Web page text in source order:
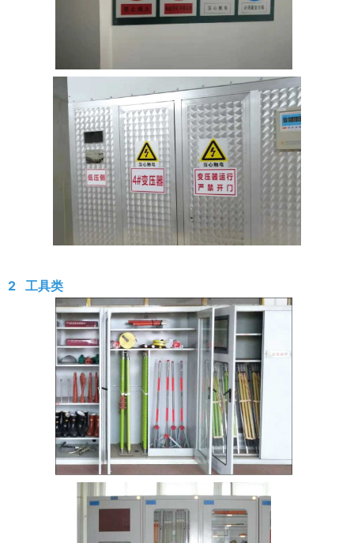
2 工具类